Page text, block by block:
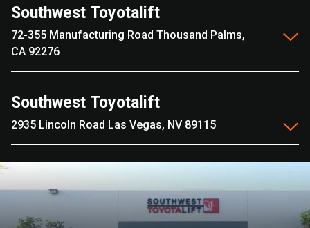
Southwest Toyotalift
72-355 Manufacturing Road Thousand Palms,
CA 92276
Southwest Toyotalift
2935 Lincoln Road Las Vegas, NV 89115